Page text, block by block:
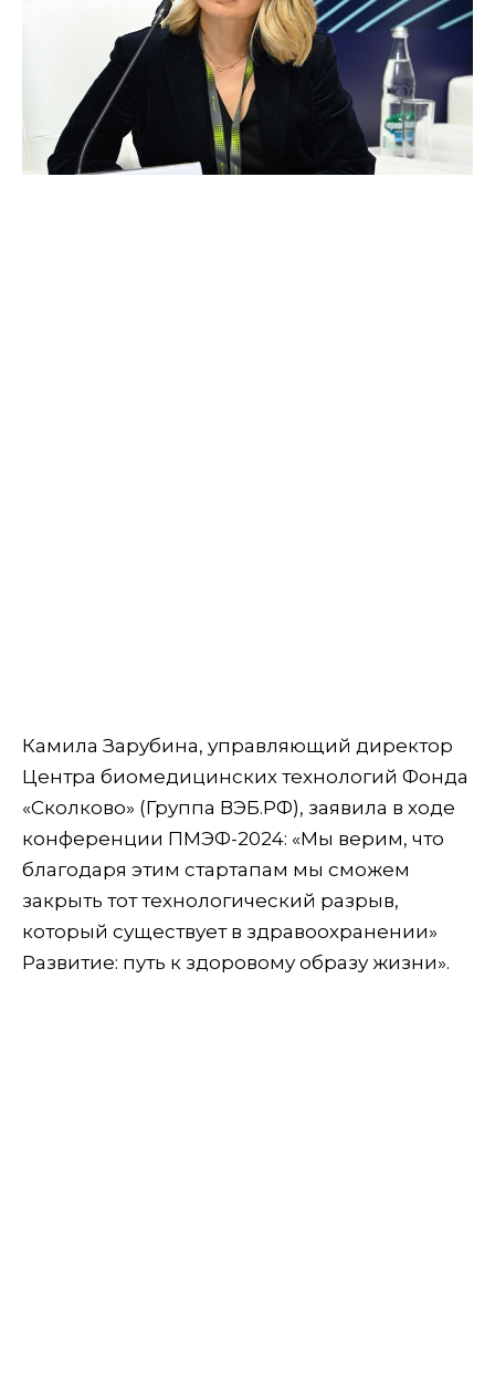
Камила Зарубина, управляющий директор
Центра биомедицинских технологий Фонда
«Сколково» (Группа ВЭБ.РФ), заявила в ходе
конференции ПМЭФ-2024: «Мы верим, что
благодаря этим стартапам мы сможем
закрыть тот технологический разрыв,
который существует в здравоохранении»
Развитие: путь к здоровому образу жизни».